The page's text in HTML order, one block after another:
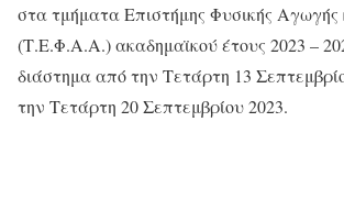
στα τμήματα Επιστήμης Φυσικής Αγωγής
(Τ.Ε.Φ.Α.Α.) ακαδημαϊκού έτους 2023 –
διάστημα από την Τετάρτη 13
την Τετάρτη 20 Σεπτεμβρίου 2023.